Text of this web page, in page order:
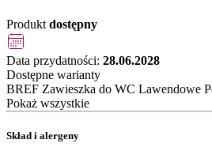
Produkt dostępny
Data przydatności: 28.06.2028
Dostępne warianty
BREF Zawieszka do WC Lawendowe
Pokaż wszystkie
Skład i alergeny